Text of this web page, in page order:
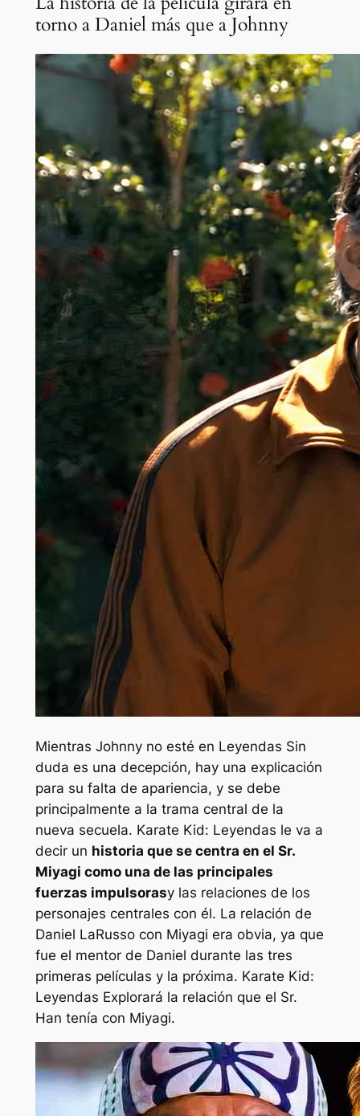
torno a Daniel más que a Johnny
Mientras Johnny no esté en Leyendas Sin
duda es una decepción, hay una explicación
para su falta de apariencia, y se debe
principalmente a la trama central de la
nueva secuela. Karate Kid: Leyendas le va a
decir un historia que se centra en el Sr.
Miyagi como una de las principales
fuerzas impulsorasy las relaciones de los
personajes centrales con él. La relación de
Daniel LaRusso con Miyagi era obvia, ya que
fue el mentor de Daniel durante las tres
primeras películas y la próxima. Karate Kid:
Leyendas Explorará la relación que el Sr.
Han tenía con Miyagi.